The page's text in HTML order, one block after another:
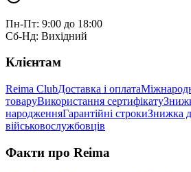
Пн-Пт: 9:00 до 18:00
Сб-Нд: Вихідний
Клієнтам
Reima ClubДоставка і оплата
товаруВикористання сертифікату
народженняГарантійні строкиЗнижка
військовослужбовців
Факти про Reima